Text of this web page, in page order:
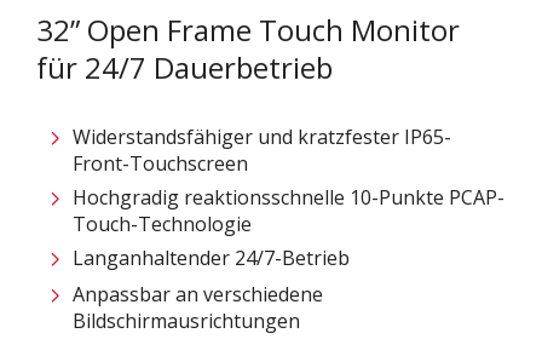
32” Open Frame Touch Monitor
für 24/7 Dauerbetrieb
Widerstandsfähiger und kratzfester IP65-
Front-Touchscreen
Hochgradig reaktionsschnelle 10-Punkte PCAP-
Touch-Technologie
Langanhaltender 24/7-Betrieb
Anpassbar an verschiedene
Bildschirmausrichtungen